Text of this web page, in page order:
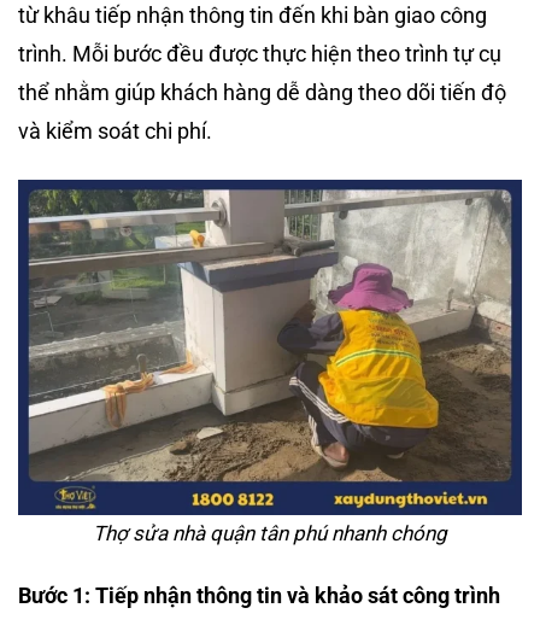
từ khâu tiếp nhận thông tin đến khi bàn giao công
trình. Mỗi bước đều được thực hiện theo trình tự cụ
thể nhằm giúp khách hàng dễ dàng theo dõi tiến độ
và kiểm soát chi phí.
Thợ sửa nhà quận tân phú nhanh chóng
Bước 1: Tiếp nhận thông tin và khảo sát công trình